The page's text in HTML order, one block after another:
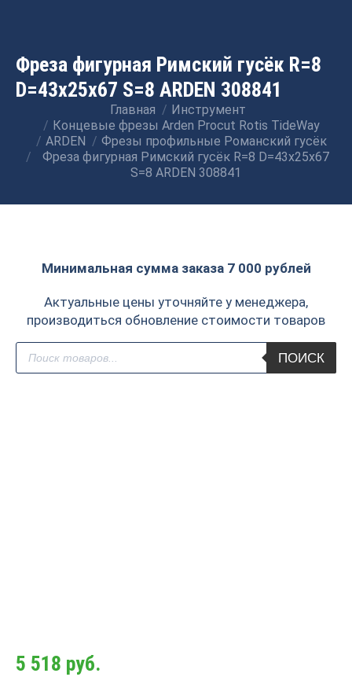
Фреза фигурная Римский гусёк R=8
D=43x25x67 S=8 ARDEN 308841
Главная
Инструмент
Концевые фрезы Arden Procut Rotis TideWay
ARDEN
Фрезы профильные Романский гусёк
Фреза фигурная Римский гусёк R=8 D=43x25x67
S=8 ARDEN 308841
Минимальная сумма заказа 7 000 рублей
Актуальные цены уточняйте у менеджера,
производиться обновление стоимости товаров
Поиск
товаров
ПОИСК
5 518 руб.